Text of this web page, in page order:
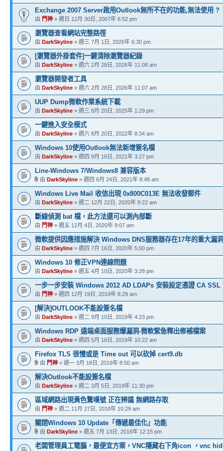
Exchange 2007 Server啟用Outlook無所不在的功能,無法使用 ?
由 門神 » 週日 12月 30日, 2007年 6:52 pm
瀏覽器查看網站完整路徑
由 DarkSkyline » 週三 7月 1日, 2026年 6:30 pm
[瀏覽器外掛套件]一鍵清除瀏覽器紀錄
由 DarkSkyline » 週六 2月 28日, 2026年 11:08 am
瀏覽器開發者工具
由 DarkSkyline » 週六 2月 28日, 2026年 11:07 am
UUP Dump微軟作業系統下載
由 DarkSkyline » 週三 8月 20日, 2025年 1:29 pm
一鍵進入安全模式
由 DarkSkyline » 週六 8月 20日, 2022年 8:34 am
Windows 10使用Outlook無法新增簽名檔
由 DarkSkyline » 週四 9月 16日, 2021年 3:27 pm
Line-Windows 7/Windows8 兼容版本
由 DarkSkyline » 週四 6月 24日, 2021年 8:48 am
Windows Live Mail 收信出現 0x800C013E 無法收發郵件
由 DarkSkyline » 週二 12月 22日, 2020年 9:22 am
斷線偵測 bat 檔，此方法還可以測內部斷
由 門神 » 週五 12月 4日, 2020年 9:07 am
微軟提供因應措施解決 Windows DNS服務器存在17年的重大漏洞
由 DarkSkyline » 週四 7月 16日, 2020年 5:00 pm
Windows 10 修正VPN連線問題
由 DarkSkyline » 週五 4月 10日, 2020年 3:28 pm
一步一步安裝 Windows 2012 AD LDAPs 安裝設定憑證 CA SSL
由 門神 » 週四 12月 19日, 2019年 8:29 am
[解決]OUTLOOK不能設簽名檔
由 DarkSkyline » 週二 9月 10日, 2019年 4:23 pm
Windows RDP 遠端桌面服務爆漏洞-微軟緊急釋出修補檔案
由 DarkSkyline » 週四 5月 16日, 2019年 10:22 am
Firefox TLS 很慢或是 Time out 可以砍掉 cert9.db
由 門神 » 週一 3月 18日, 2019年 8:50 am
解決Outlook不能設簽名檔
由 DarkSkyline » 週二 3月 5日, 2019年 11:30 pm
區域網路出現黃色驚嘆號 正在辨識 無網路存取
由 門神 » 週二 11月 27日, 2018年 10:29 am
關閉Windows 10 Update「傳遞最佳化」功能
由 DarkSkyline » 週五 7月 13日, 2018年 12:15 pm
老闆管理員工電腦，最便宜方案，VNC隱藏右下角icon ，vnc